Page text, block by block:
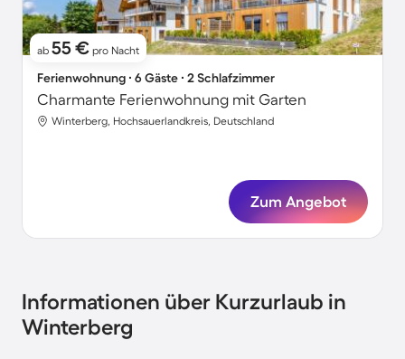
ab 55 € pro Nacht
Ferienwohnung ∙ 6 Gäste ∙ 2 Schlafzimmer
Charmante Ferienwohnung mit Garten
Winterberg, Hochsauerlandkreis, Deutschland
Zum Angebot
Informationen über Kurzurlaub in
Winterberg